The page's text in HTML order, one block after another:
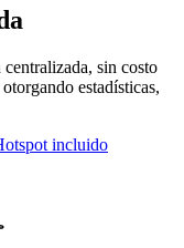
sin costo
estadísticas,
incluido